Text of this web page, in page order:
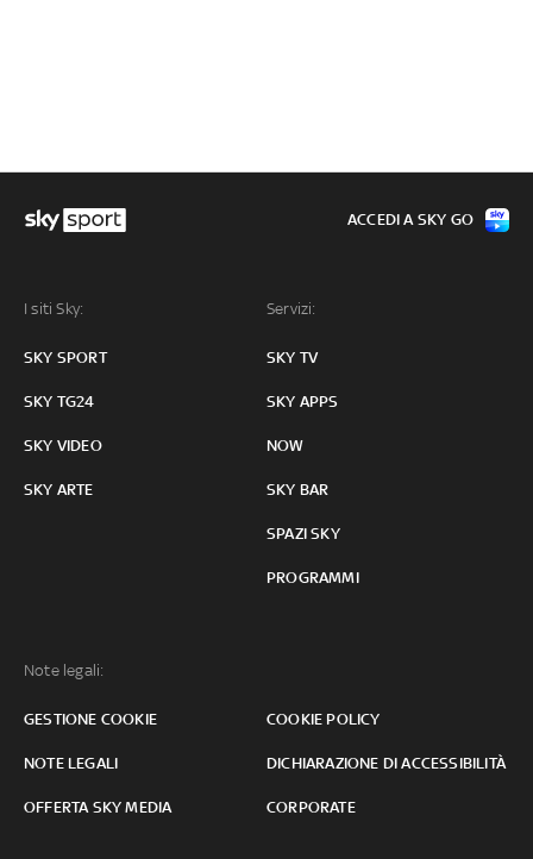
I siti Sky:
SKY SPORT
SKY TG24
SKY VIDEO
SKY ARTE
Servizi:
SKY TV
SKY APPS
NOW
SKY BAR
SPAZI SKY
PROGRAMMI
Note legali:
GESTIONE COOKIE COOKIE POLICY
NOTE LEGALI DICHIARAZIONE DI ACCESSIBILITÀ
OFFERTA SKY MEDIA CORPORATE
ACCEDI A SKY GO